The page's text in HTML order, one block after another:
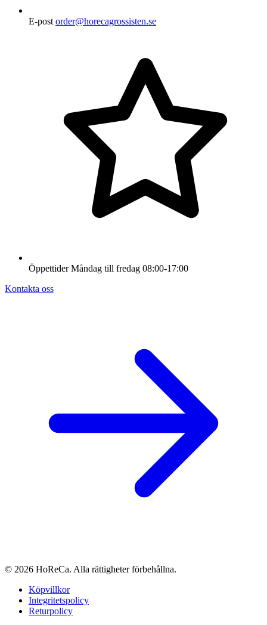
E-post order@horecagrossisten.se
Öppettider Måndag till fredag 08:00-17:00
Kontakta oss
© 2026 HoReCa. Alla rättigheter förbehållna.
Köpvillkor
Integritetspolicy
Returpolicy